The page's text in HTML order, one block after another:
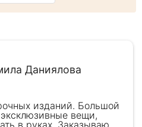
Даниялова
изданий. Большой
вещи,